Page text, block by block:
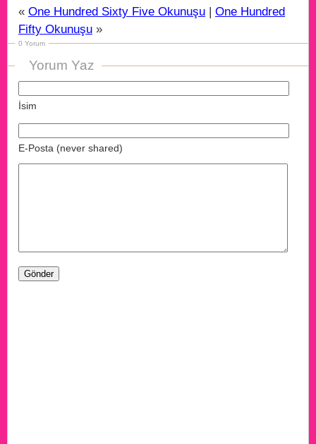
« One Hundred Sixty Five Okunuşu | One Hundred
Fifty Okunuşu »
0 Yorum
Yorum Yaz
İsim
E-Posta (never shared)